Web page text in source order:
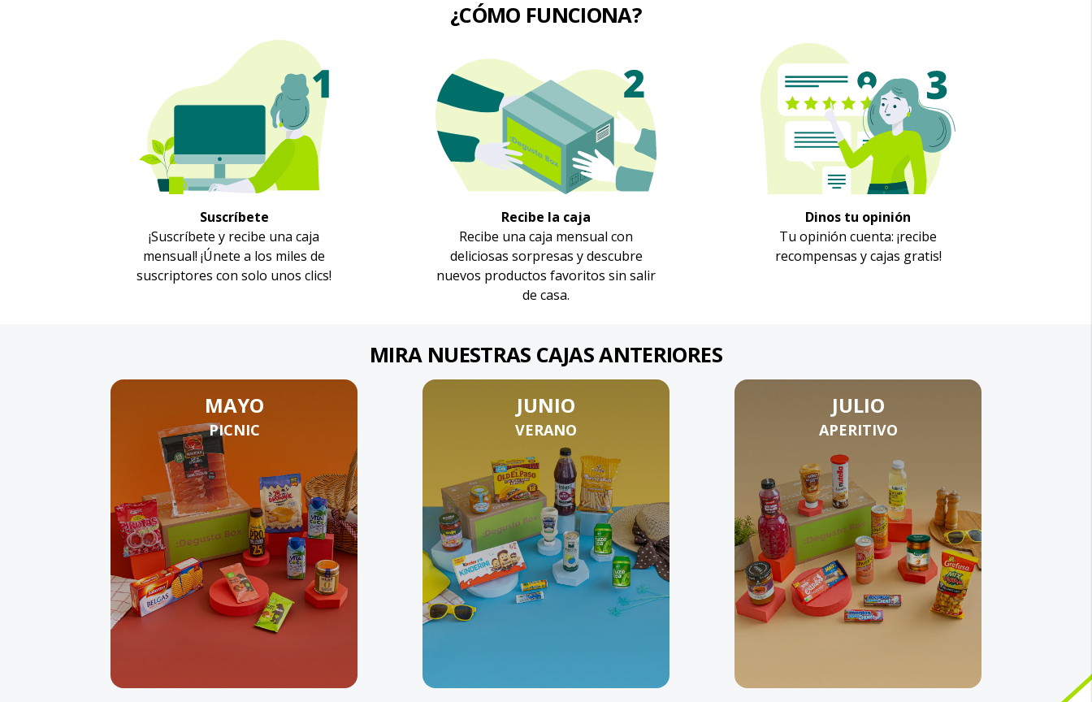
¿CÓMO FUNCIONA?
Suscríbete
¡Suscríbete y recibe una caja
mensual! ¡Únete a los miles de
suscriptores con solo unos clics!
Recibe la caja
Recibe una caja mensual con
deliciosas sorpresas y descubre
nuevos productos favoritos sin salir
de casa.
Dinos tu opinión
Tu opinión cuenta: ¡recibe
recompensas y cajas gratis!
MIRA NUESTRAS CAJAS ANTERIORES
MAYO
PICNIC
JUNIO
VERANO
JULIO
APERITIVO